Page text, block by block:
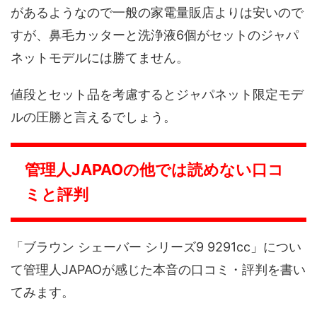
があるようなので一般の家電量販店よりは安いので
すが、鼻毛カッターと洗浄液6個がセットのジャパ
ネットモデルには勝てません。
値段とセット品を考慮するとジャパネット限定モデ
ルの圧勝と言えるでしょう。
管理人JAPAOの他では読めない口コ
ミと評判
「ブラウン シェーバー シリーズ9 9291cc」につい
て管理人JAPAOが感じた本音の口コミ・評判を書い
てみます。